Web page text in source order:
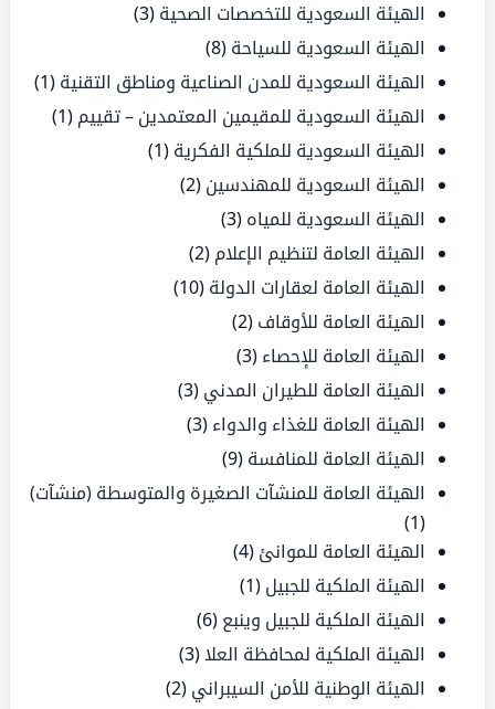
الهيئة السعودية للتخصصات الصحية (3)
الهيئة السعودية للسياحة (8)
الهيئة السعودية للمدن الصناعية ومناطق التقنية (1)
الهيئة السعودية للمقيمين المعتمدين – تقييم (1)
الهيئة السعودية للملكية الفكرية (1)
الهيئة السعودية للمهندسين (2)
الهيئة السعودية للمياه (3)
الهيئة العامة لتنظيم الإعلام (2)
الهيئة العامة لعقارات الدولة (10)
الهيئة العامة للأوقاف (2)
الهيئة العامة للإحصاء (3)
الهيئة العامة للطيران المدني (3)
الهيئة العامة للغذاء والدواء (3)
الهيئة العامة للمنافسة (9)
الهيئة العامة للمنشآت الصغيرة والمتوسطة (منشآت)
(1)
الهيئة العامة للموانئ (4)
الهيئة الملكية للجبيل (1)
الهيئة الملكية للجبيل وينبع (6)
الهيئة الملكية لمحافظة العلا(3)
الهيئة الوطنية للأمن السيبراني (2)